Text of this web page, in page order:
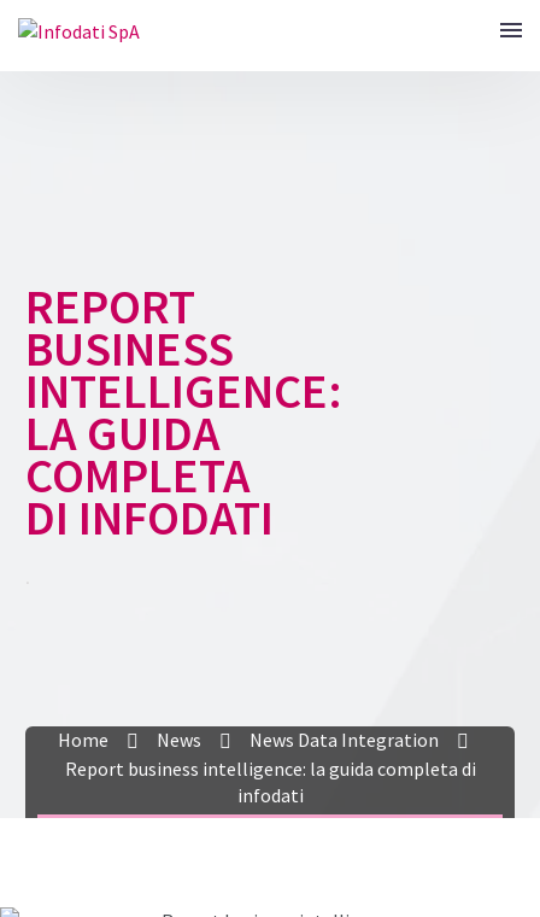
REPORT
BUSINESS
INTELLIGENCE:
LA GUIDA
COMPLETA
DI INFODATI
Home News
News Data Integration
Report business intelligence: la guida completa di
infodati